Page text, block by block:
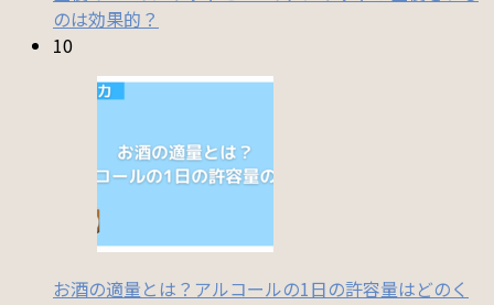
のは効果的？
10
お酒の適量とは？アルコールの1日の許容量はどのく